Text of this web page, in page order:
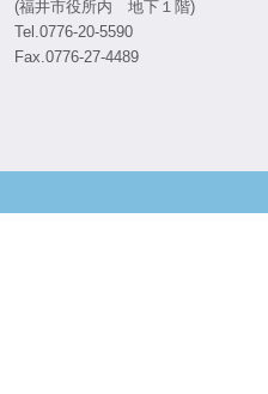
(福井市役所内 地下１階)
Tel.0776-20-5590
Fax.0776-27-4489